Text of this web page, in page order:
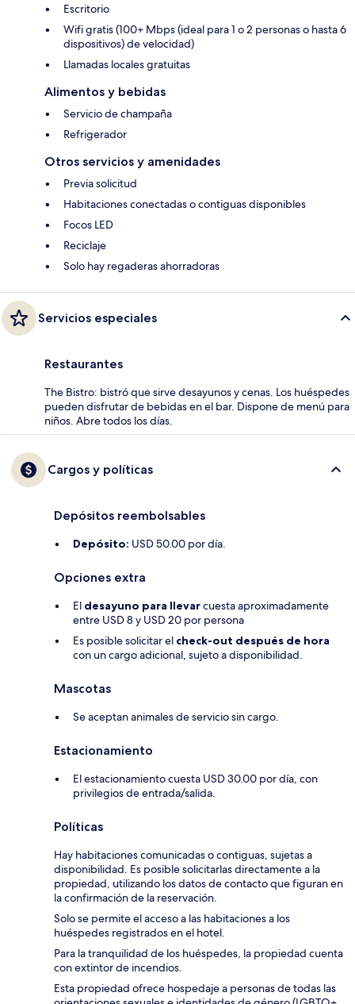
Escritorio
Wifi gratis (100+ Mbps (ideal para 1 o 2 personas o hasta 6
dispositivos) de velocidad)
Llamadas locales gratuitas
Alimentos y bebidas
Servicio de champaña
Refrigerador
Otros servicios y amenidades
Previa solicitud
Habitaciones conectadas o contiguas disponibles
Focos LED
Reciclaje
Solo hay regaderas ahorradoras
Servicios especiales
Restaurantes
The Bistro: bistró que sirve desayunos y cenas. Los huéspedes
pueden disfrutar de bebidas en el bar. Dispone de menú para
niños. Abre todos los días.
Cargos y políticas
Depósitos reembolsables
Depósito: USD 50.00 por día.
Opciones extra
El desayuno para llevarcuesta aproximadamente
entre USD 8 y USD 20 por persona
Es posible solicitar el check-out después de hora
con un cargo adicional, sujeto a disponibilidad.
Mascotas
Se aceptan animales de servicio sin cargo.
Estacionamiento
El estacionamiento cuesta USD 30.00 por día, con
privilegios de entrada/salida.
Políticas
Hay habitaciones comunicadas o contiguas, sujetas a
disponibilidad. Es posible solicitarlas directamente a la
propiedad, utilizando los datos de contacto que figuran en
la confirmación de la reservación.
Solo se permite el acceso a las habitaciones a los
huéspedes registrados en el hotel.
Para la tranquilidad de los huéspedes, la propiedad cuenta
con extintor de incendios.
Esta propiedad ofrece hospedaje a personas de todas las